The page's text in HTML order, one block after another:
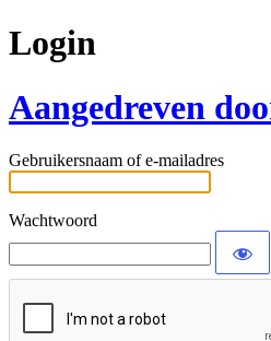
Login
Aangedreven
Gebruikersnaam of e-mailadres
Wachtwoord